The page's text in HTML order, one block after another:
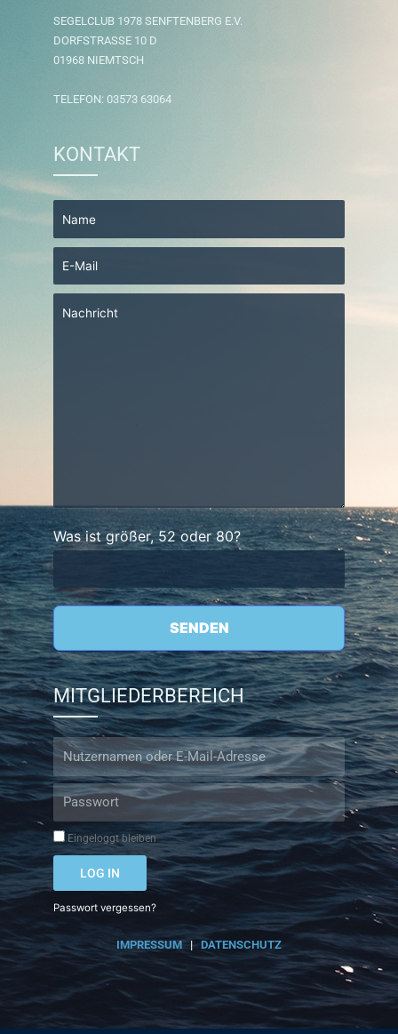
SEGELCLUB 1978 SENFTENBERG E.V.
DORFSTRASSE 10 D
01968 NIEMTSCH
TELEFON: 03573 63064
KONTAKT
Bitte lasse dieses Feld leer.
Was ist größer, 52 oder 80?
MITGLIEDERBEREICH
Username
or
Email
Address
Password
Eingeloggt bleiben
LOG IN
Passwort vergessen?
IMPRESSUM| DATENSCHUTZ